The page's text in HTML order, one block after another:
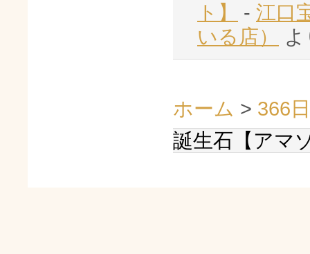
ト】
- 江口
いる店）
ホーム > 366
誕生石【アマ